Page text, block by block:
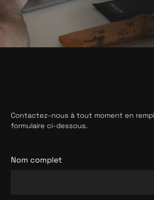
Contactez-nous à tout moment en
formulaire ci-dessous.
Nom complet